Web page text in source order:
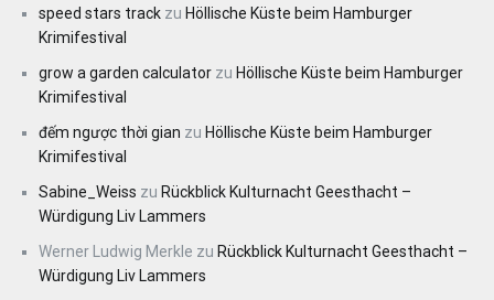
speed stars track zu Höllische Küste beim Hamburger
Krimifestival
grow a garden calculator zu Höllische Küste beim Hamburger
Krimifestival
đếm ngược thời gian zu Höllische Küste beim Hamburger
Krimifestival
Sabine_Weiss zu Rückblick Kulturnacht Geesthacht –
Würdigung Liv Lammers
Werner Ludwig Merkle zu Rückblick Kulturnacht Geesthacht –
Würdigung Liv Lammers